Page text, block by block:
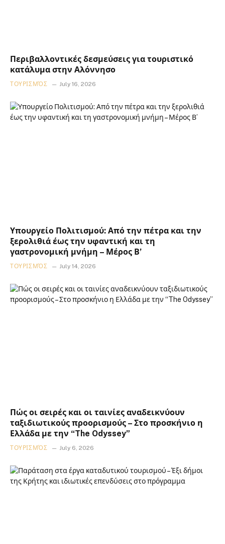
Περιβαλλοντικές δεσμεύσεις για τουριστικό
κατάλυμα στην Αλόννησο
ΤΟΥΡΙΣΜΌΣ July 16, 2026
Υπουργείο Πολιτισμού: Από την πέτρα και την
ξερολιθιά έως την υφαντική και τη
γαστρονομική μνήμη – Μέρος Β’
ΤΟΥΡΙΣΜΌΣ July 14, 2026
Πώς οι σειρές και οι ταινίες αναδεικνύουν
ταξιδιωτικούς προορισμούς – Στο προσκήνιο η
Ελλάδα με την “The Odyssey”
ΤΟΥΡΙΣΜΌΣ July 6, 2026